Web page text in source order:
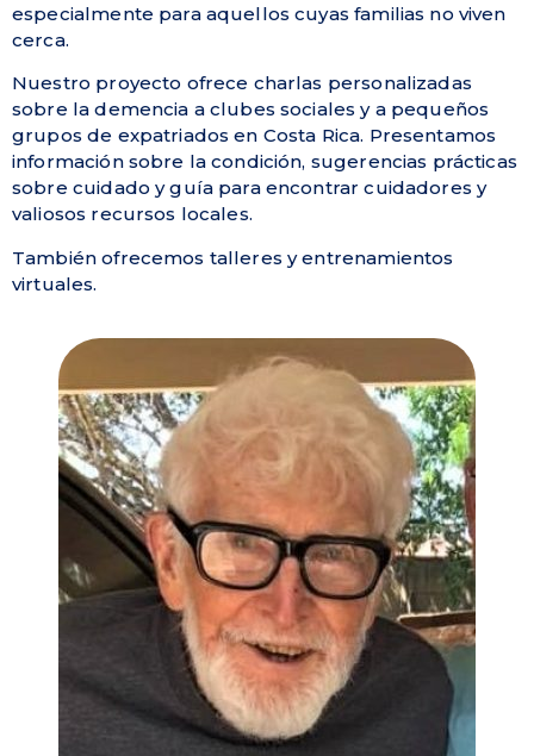
especialmente para aquellos cuyas familias no viven
cerca.
Nuestro proyecto ofrece charlas personalizadas
sobre la demencia a clubes sociales y a pequeños
grupos de expatriados en Costa Rica. Presentamos
información sobre la condición, sugerencias prácticas
sobre cuidado y guía para encontrar cuidadores y
valiosos recursos locales.
También ofrecemos talleres y entrenamientos
virtuales.